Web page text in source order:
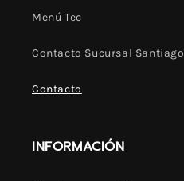
Menú Tec
Contacto Sucursal Santiago
Contacto
INFORMACIÓN